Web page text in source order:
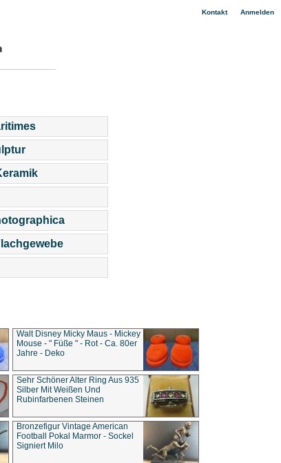
Kontakt| Anmelden
Walt Disney Micky Maus - Mickey
Mouse - " Füße " - Rot - Ca. 80er
Jahre - Deko
Sehr Schöner Alter Ring Aus 935
Silber Mit Weißen Und
Rubinfarbenen Steinen
Bronzefigur Vintage American
Football Pokal Marmor - Sockel
Signiert Milo